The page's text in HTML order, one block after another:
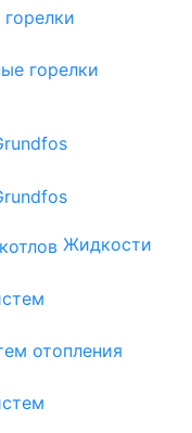
горелки
Жидкости
отопления